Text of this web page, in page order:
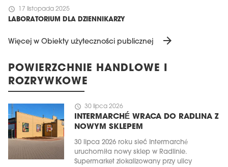
schedule 17 listopada 2025
LABORATORIUM DLA DZIENNIKARZY
Więcej w Obiekty użyteczności publicznej arrow_forward
POWIERZCHNIE HANDLOWE I
ROZRYWKOWE
schedule 30 lipca 2026
INTERMARCHÉ WRACA DO RADLINA Z
NOWYM SKLEPEM
30 lipca 2026 roku sieć Intermarché
uruchomiła nowy sklep w Radlinie.
Supermarket zlokalizowany przy ulicy